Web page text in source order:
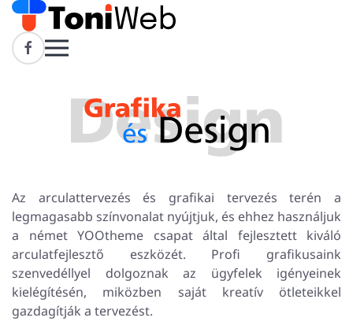
Skip to main content
Az arculattervezés és grafikai tervezés terén a
legmagasabb színvonalat nyújtjuk, és ehhez használjuk
a német YOOtheme csapat által fejlesztett kiváló
arculatfejlesztő eszközét. Profi grafikusaink
szenvedéllyel dolgoznak az ügyfelek igényeinek
kielégítésén, miközben saját kreatív ötleteikkel
gazdagítják a tervezést.